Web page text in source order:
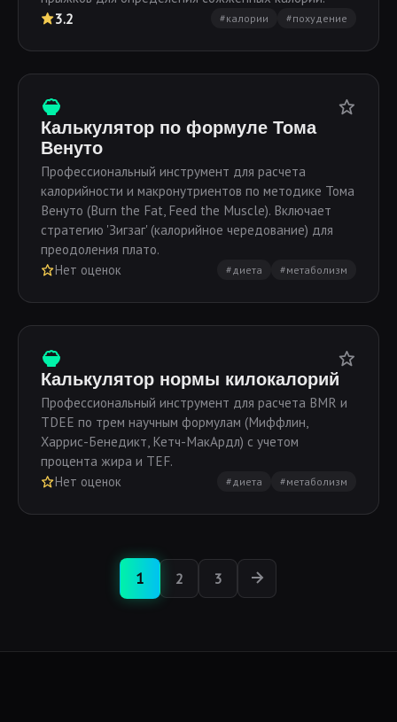
3.2 #калории #похудение
Калькулятор по формуле Тома
Венуто
Профессиональный инструмент для расчета
калорийности и макронутриентов по методике Тома
Венуто (Burn the Fat, Feed the Muscle). Включает
стратегию 'Зигзаг' (калорийное чередование) для
преодоления плато.
Нет оценок
#диета #метаболизм
Калькулятор нормы килокалорий
Профессиональный инструмент для расчета BMR и
TDEE по трем научным формулам (Миффлин,
Харрис-Бенедикт, Кетч-МакАрдл) с учетом
процента жира и TEF.
Нет оценок
#диета #метаболизм
1 2 3